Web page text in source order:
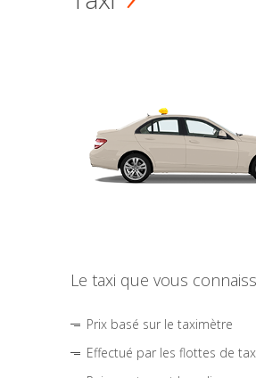
Le taxi que vous
Prix basé sur le taximètre
Effectué par les flottes de